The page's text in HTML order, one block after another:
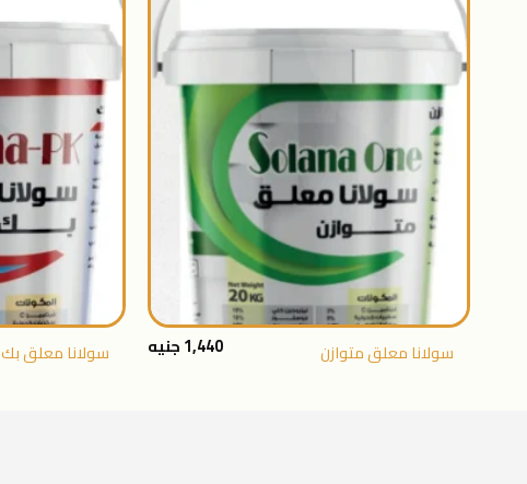
اضافة
الى
المنتجات
المفضلة
سولانا معلق متوازن 1,440جنيه سولانا معلق بك